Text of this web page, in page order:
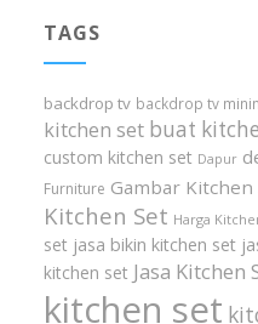
TAGS
backdrop tv backdrop tv
kitchen set buat
custom kitchen set Dapur
Furniture Gambar Kitchen
Kitchen Set Harga
set jasa bikin kitchen set
kitchen set Jasa Kitchen
kitchen set